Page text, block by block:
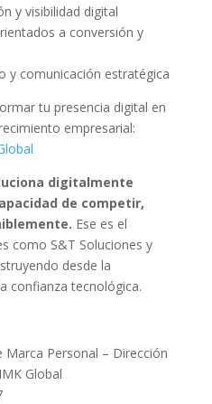
y visibilidad digital
a conversión y
y comunicación estratégica
tu presencia digital en
empresarial:
digitalmente
de competir,
Ese es el
como S&T Soluciones y
desde la
confianza tecnológica.
Marca Personal – Dirección
Global